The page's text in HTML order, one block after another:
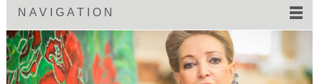
NAVIGATION